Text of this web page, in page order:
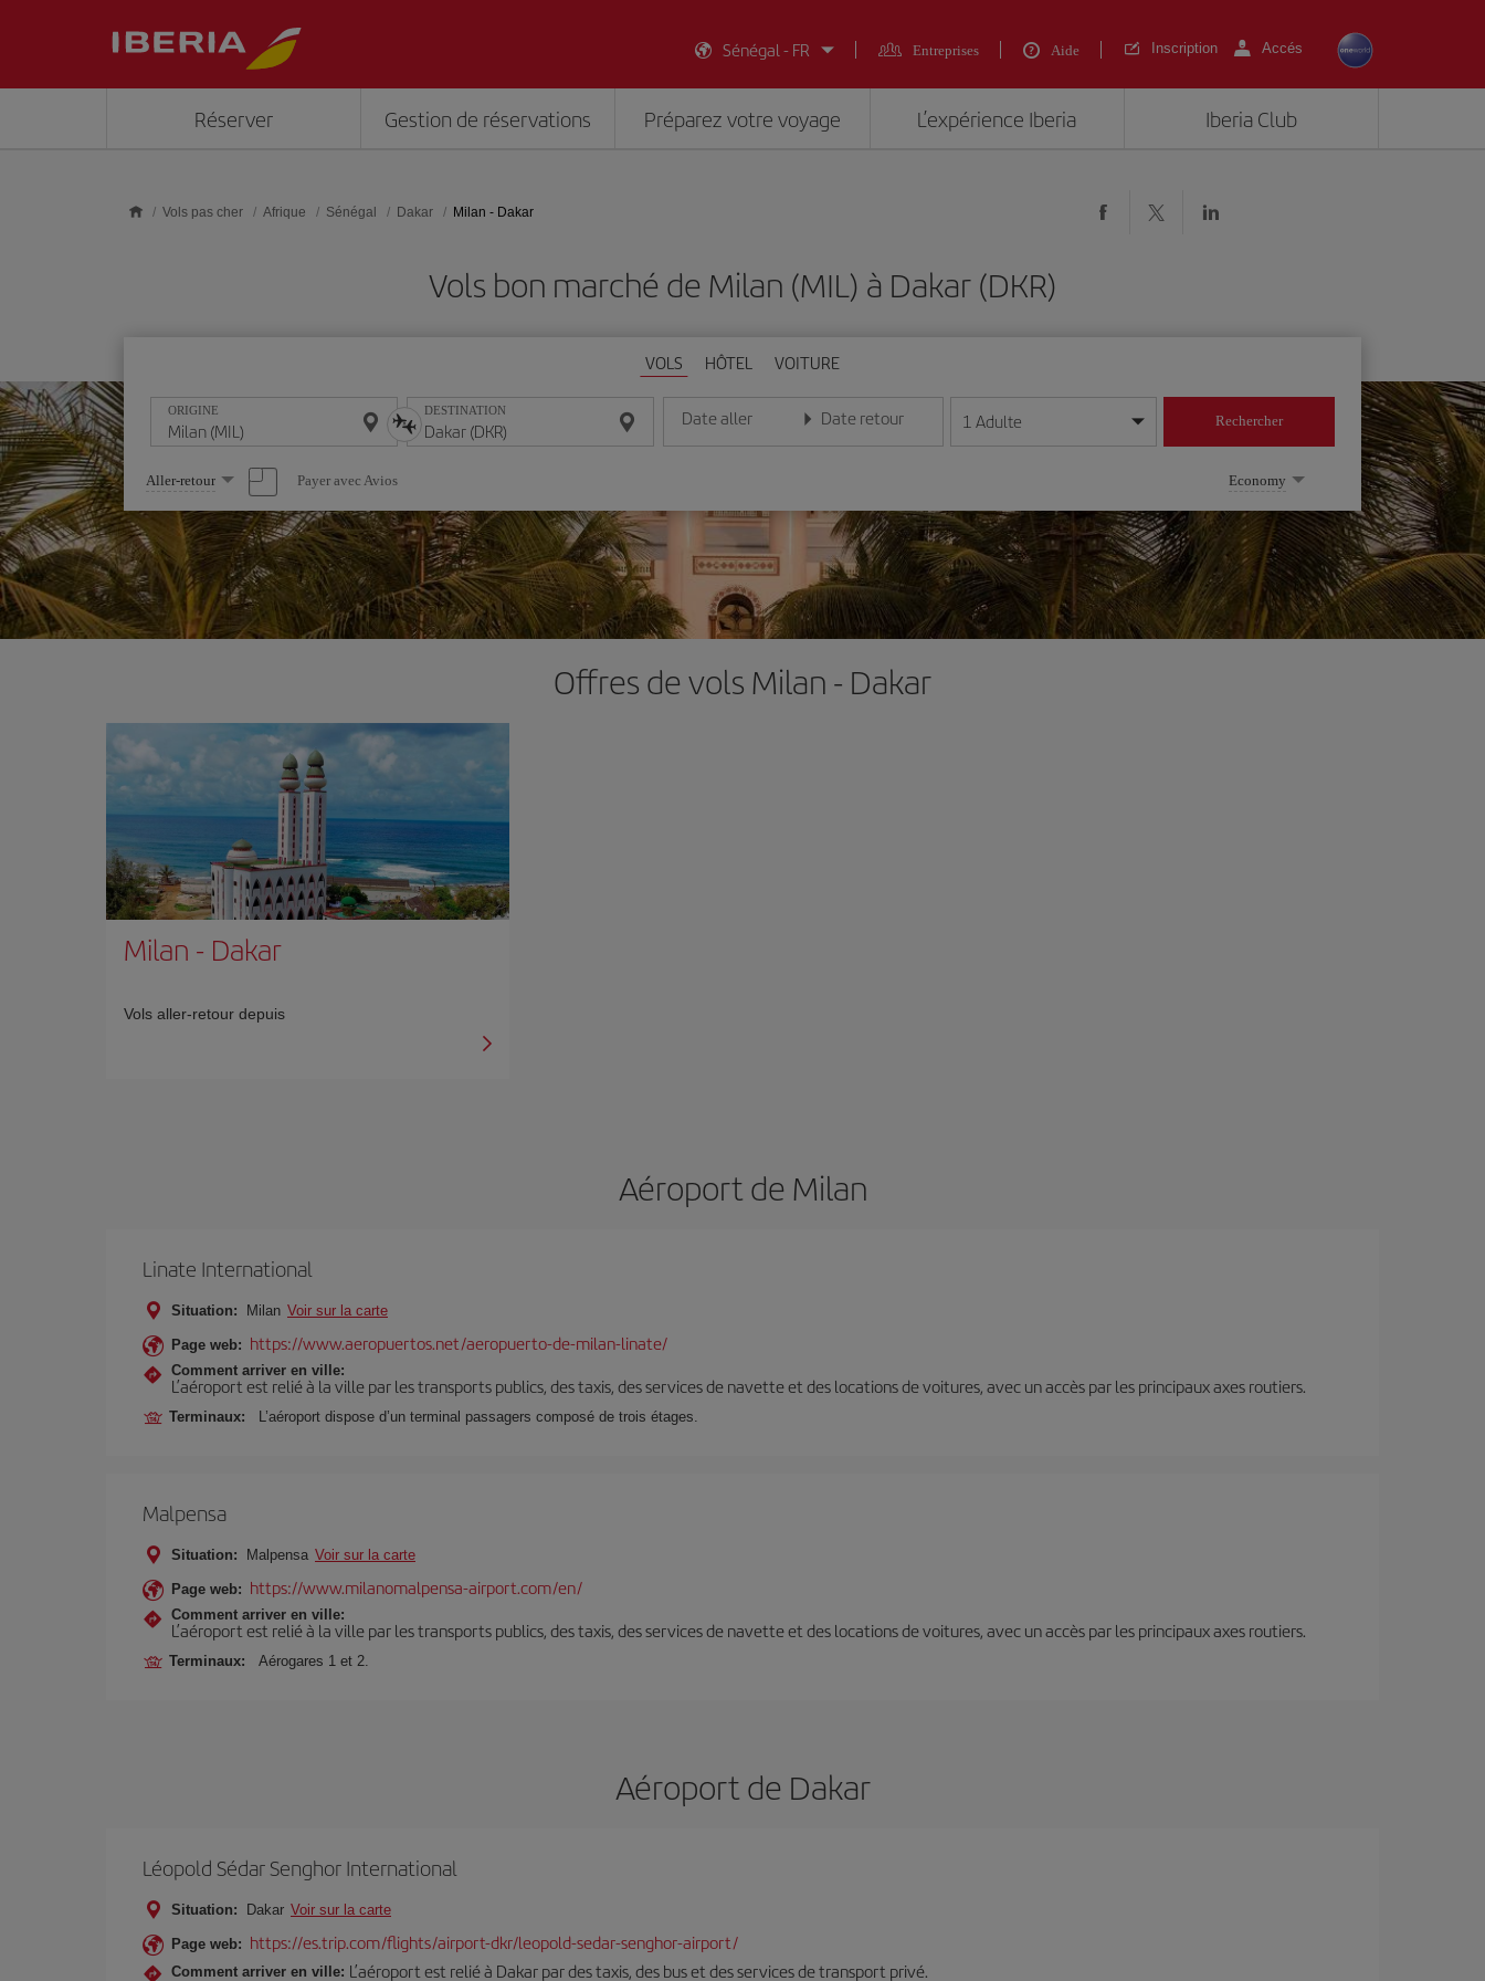
Sénégal - FR
Entreprises Aide Inscription Accés
Réserver Gestion de réservations Préparez votre voyage L’expérience Iberia Iberia Club
Vols pas cher Afrique Sénégal Dakar Milan - Dakar
Vols bon marché de Milan (MIL) à Dakar (DKR)
VOLS HÔTEL VOITURE
ORIGINE DESTINATION Date aller
Entrez la date au format jour/mois/année
Date retour
Entrez la date au format jour/mois/année
1 Adulte Rechercher
Sélectionnez
une
option
Aller-retour Payer avec Avios Economy
Offres de vols Milan - Dakar
Milan - Dakar
Vols aller-retour depuis
Aéroport de Milan
Linate International
Situation: Milan Voir sur la carte
Page web: https://www.aeropuertos.net/aeropuerto-de-milan-linate/
Comment arriver en ville:
L’aéroport est relié à la ville par les transports publics, des taxis, des services de navette et des locations de voitures, avec un accès par les principaux axes routiers.
Terminaux: L’aéroport dispose d’un terminal passagers composé de trois étages.
Malpensa
Situation: Malpensa Voir sur la carte
Page web: https://www.milanomalpensa-airport.com/en/
Comment arriver en ville:
L’aéroport est relié à la ville par les transports publics, des taxis, des services de navette et des locations de voitures, avec un accès par les principaux axes routiers.
Terminaux: Aérogares 1 et 2.
Aéroport de Dakar
Léopold Sédar Senghor International
Situation: Dakar Voir sur la carte
Page web: https://es.trip.com/flights/airport-dkr/leopold-sedar-senghor-airport/
Comment arriver en ville: L’aéroport est relié à Dakar par des taxis, des bus et des services de transport privé.